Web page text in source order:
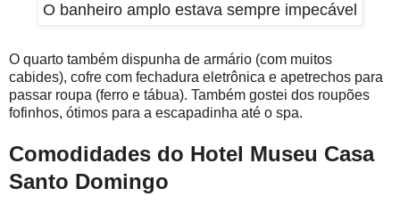
O banheiro amplo estava sempre impecável
O quarto também dispunha de armário (com muitos
cabides), cofre com fechadura eletrônica e apetrechos para
passar roupa (ferro e tábua). Também gostei dos roupões
fofinhos, ótimos para a escapadinha até o spa.
Comodidades do Hotel Museu Casa
Santo Domingo